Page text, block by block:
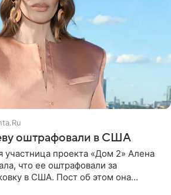
оштрафовали в США
проекта «Дом 2» Алена
что ее оштрафовали за
в США. Пост об этом она